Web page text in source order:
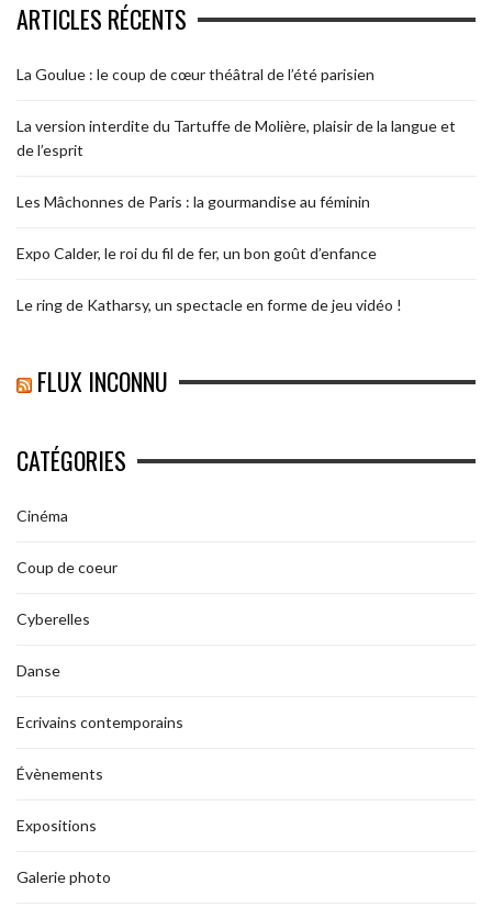
ARTICLES RÉCENTS
La Goulue : le coup de cœur théâtral de l’été parisien
La version interdite du Tartuffe de Molière, plaisir de la langue et
de l’esprit
Les Mâchonnes de Paris : la gourmandise au féminin
Expo Calder, le roi du fil de fer, un bon goût d’enfance
Le ring de Katharsy, un spectacle en forme de jeu vidéo !
FLUX INCONNU
CATÉGORIES
Cinéma
Coup de coeur
Cyberelles
Danse
Ecrivains contemporains
Évènements
Expositions
Galerie photo